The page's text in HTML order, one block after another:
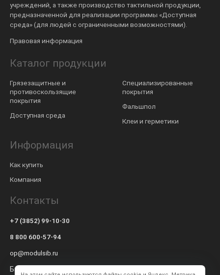
учреждений, а также производство тактильной продукции,
предназначенной для реализации программы «Доступная
среда» (для людей с ограниченными возможностями).
Правовая информация
Каталог продукции
Грязезащитные и
противоскользящие
покрытия
Доступная среда
Специализированные
покрытия
Фальшпол
Клеи и герметики
Информация
Как купить
Компания
Контакты
+7 (3852) 99-10-30
8 800 600-57-94
op@modulsib.ru
Барнаул